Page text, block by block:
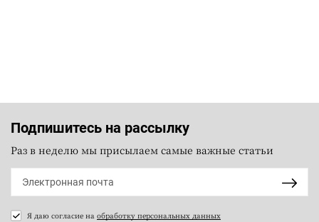
Подпишитесь на рассылку
Раз в неделю мы присылаем самые важные статьи
Я даю согласие на обработку персональных данных